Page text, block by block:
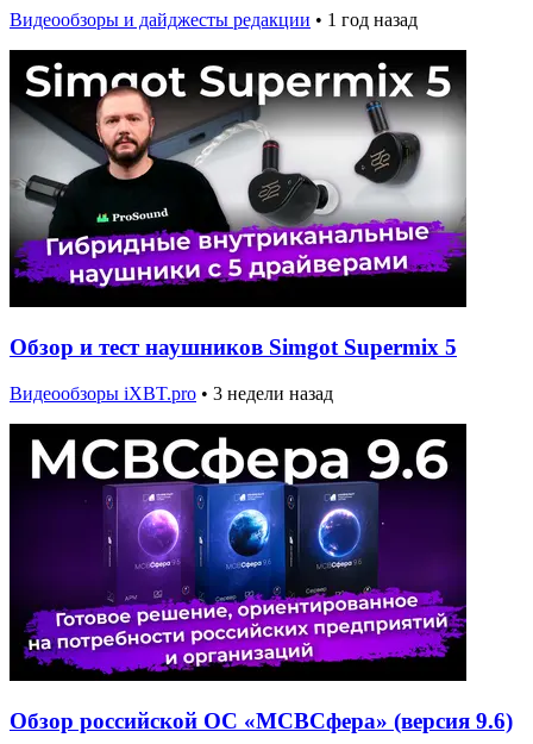
Видеообзоры и дайджесты редакции • 1 год назад
Обзор и тест наушников Simgot Supermix 5
Видеообзоры iXBT.pro • 3 недели назад
Обзор российской ОС «МСВСфера» (версия 9.6)